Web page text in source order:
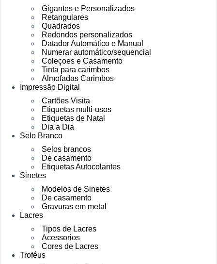
Gigantes e Personalizados
Retangulares
Quadrados
Redondos personalizados
Datador Automático e Manual
Numerar automático/sequencial
Coleçoes e Casamento
Tinta para carimbos
Almofadas Carimbos
Impressão Digital
Cartões Visita
Etiquetas multi-usos
Etiquetas de Natal
Dia a Dia
Selo Branco
Selos brancos
De casamento
Etiquetas Autocolantes
Sinetes
Modelos de Sinetes
De casamento
Gravuras em metal
Lacres
Tipos de Lacres
Acessorios
Cores de Lacres
Troféus